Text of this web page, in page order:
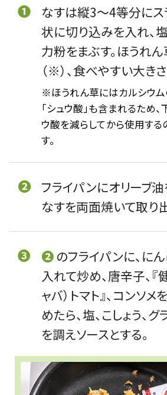
❶
なすは縦3〜4等分にス
状に切り込みを入れ、塩
力粉をまぶす。ほうれ
（※）、食べやすい大き
※ほうれん草にはカルシウ
「シュウ酸」も含まれるため
ウ酸を減らしてから使用する
す。
❷ フライパンにオリーブ油
なすを両面焼いて取り出
❸ ❷ のフライパンに、に
入れて炒め、唐辛子、『
ャバ）トマト』、コンソ
めたら、塩、こしょう、
を調えソースとする。